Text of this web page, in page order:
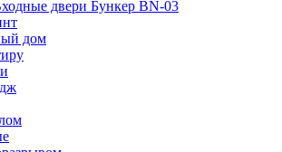
двери Бункер BN-03
дом